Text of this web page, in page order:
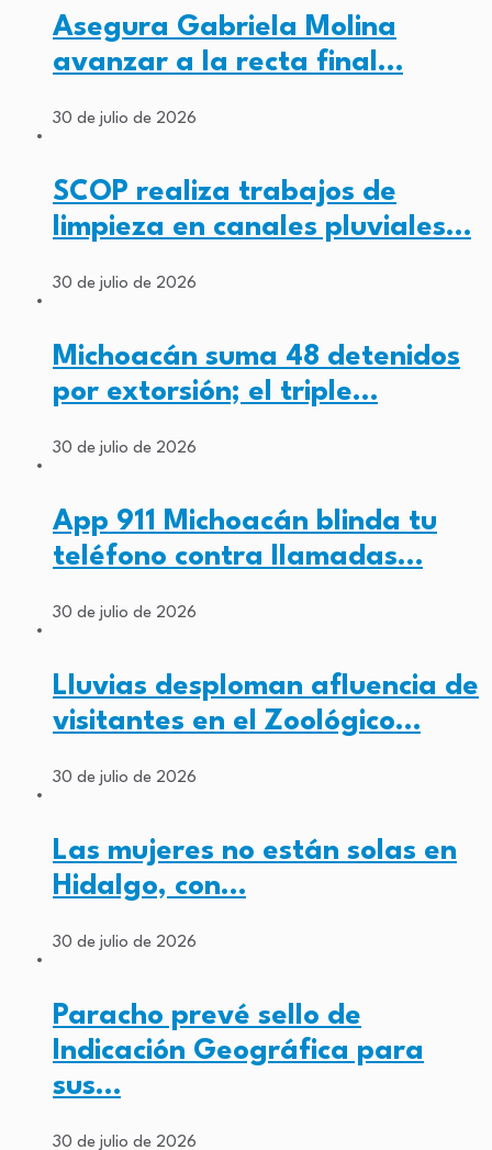
Asegura Gabriela Molina
avanzar a la recta final…
30 de julio de 2026
SCOP realiza trabajos de
limpieza en canales pluviales…
30 de julio de 2026
Michoacán suma 48 detenidos
por extorsión; el triple…
30 de julio de 2026
App 911 Michoacán blinda tu
teléfono contra llamadas…
30 de julio de 2026
Lluvias desploman afluencia de
visitantes en el Zoológico…
30 de julio de 2026
Las mujeres no están solas en
Hidalgo, con…
30 de julio de 2026
Paracho prevé sello de
Indicación Geográfica para
sus…
30 de julio de 2026